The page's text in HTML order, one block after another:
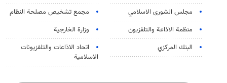
مجلس الشورى الاسلامي
مجمع تشخيص مصلحة النظام
منظمة الاذاعة والتلفزیون
وزارة الخارجية
البنك المركزي
اتحاد الاذاعات والتلفزيونات
الاسلامية